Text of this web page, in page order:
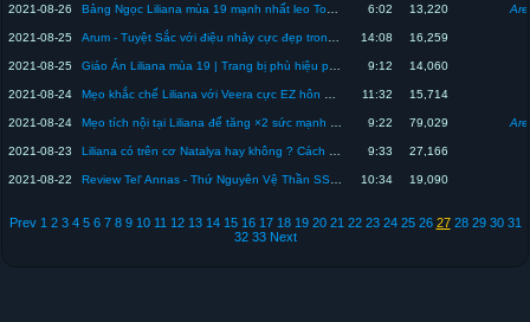
2021-08-26 6:02 13,220
2021-08-25 14:08 16,259
2021-08-25 9:12 14,060
2021-08-24 11:32 15,714
2021-08-24 9:22 79,029
2021-08-23 9:33 27,166
2021-08-22 10:34 19,090
Prev 1 2 3 4 5 6 7 8 9 10 11 12 13 14 15 16 17 18 19 20 21 22 23 24 25 26 27 28 29 30 31
32 33 Next